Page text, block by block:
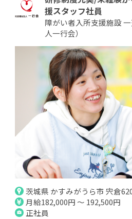
援スタッフ社員
障がい者入所支援施設
人一行会）
茨城県 かすみがうら市 宍倉
月給182,000円 ～ 192,500円
正社員